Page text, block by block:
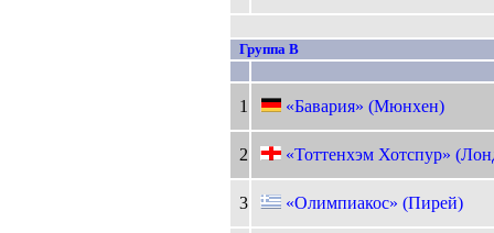
Группа B
1 «Бавария» (Мюнхен)
2 «Тоттенхэм Хотспур»
3 «Олимпиакос» (Пирей)